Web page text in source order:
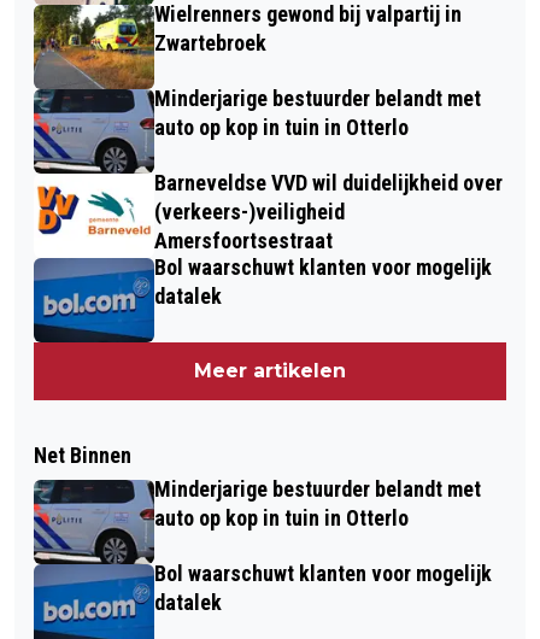
Wielrenners gewond bij valpartij in
Zwartebroek
Minderjarige bestuurder belandt met
auto op kop in tuin in Otterlo
Barneveldse VVD wil duidelijkheid over
(verkeers-)veiligheid
Amersfoortsestraat
Bol waarschuwt klanten voor mogelijk
datalek
Meer artikelen
Net Binnen
Minderjarige bestuurder belandt met
auto op kop in tuin in Otterlo
Bol waarschuwt klanten voor mogelijk
datalek